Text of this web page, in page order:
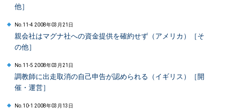
他］
No.11-4 2008年03月21日
親会社はマグナ社への資金提供を確約せず（アメリカ）［そ
の他］
No.11-5 2008年03月21日
調教師に出走取消の自己申告が認められる（イギリス）［開
催・運営］
No.10-1 2008年03月13日